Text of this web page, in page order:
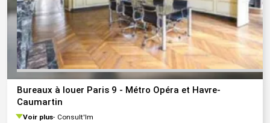
Bureaux à louer Paris 9 - Métro Opéra et Havre-
Caumartin
Voir plus Consult'Im